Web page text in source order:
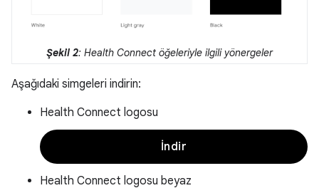
Şekil 2: Health Connect öğeleriyle ilgili yönergeler
Aşağıdaki simgeleri indirin:
Health Connect logosu
İndir
Health Connect logosu beyaz